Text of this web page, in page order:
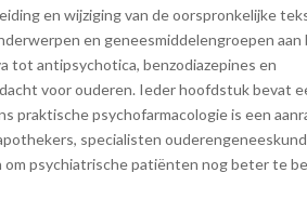
en wijziging van de oorspronkelijke
en geneesmiddelengroepen aan
tot antipsychotica, benzodiazepines en
voor ouderen. Ieder hoofdstuk bevat
praktische psychofarmacologie is een
specialisten
psychiatrische patiënten nog beter te